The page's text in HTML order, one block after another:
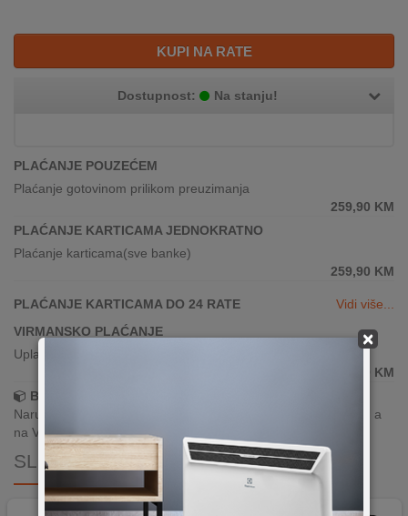
×
KUPI NA RATE
Dostupnost: Na stanju!
PLAĆANJE POUZEĆEM
Plaćanje gotovinom prilikom preuzimanja
259,90 KM
PLAĆANJE KARTICAMA JEDNOKRATNO
Plaćanje karticama(sve banke)
259,90 KM
PLAĆANJE KARTICAMA DO 24 RATE
Vidi više...
VIRMANSKO PLAĆANJE
Uplata po predračunu putem banke
KM
Brza dostava!
Narudžbe zaprimljene radnim danima do 13h šaljemo isti dan, a
na Vašoj adresi paket je već za 24–48h.
SLIČNI PROIZVODI